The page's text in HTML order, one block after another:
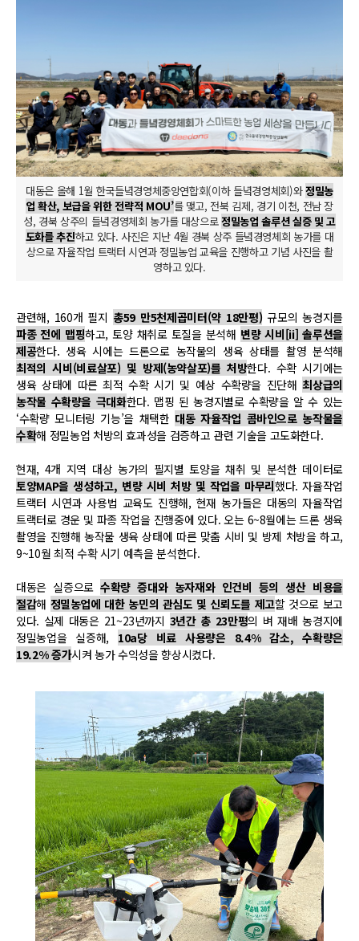
대동은 올해 1월 한국들녘경영체중앙연합회(이하 들녘경영체회)와정밀농
업 확산, 보급을 위한 전략적 MOU’를 맺고, 전북 김제, 경기 이천, 전남 장
성, 경북 상주의 들녘경영체회 농가를 대상으로정밀농업 솔루션 실증 및 고
도화를 추진하고 있다. 사진은 지난 4월 경북 상주 들녘경영체회 농가를 대
상으로 자율작업 트랙터 시연과 정밀농업 교육을 진행하고 기념 사진을 촬
영하고 있다.
관련해, 160개 필지 총59 만5천제곱미터(약 18만평) 규모의 농경지를
파종 전에 맵핑하고, 토양 채취로 토질을 분석해 변량 시비[ii] 솔루션을
제공한다. 생육 시에는 드론으로 농작물의 생육 상태를 촬영 분석해
최적의 시비(비료살포) 및 방제(농약살포)를 처방한다. 수확 시기에는
생육 상태에 따른 최적 수확 시기 및 예상 수확량을 진단해최상급의
농작물 수확량을 극대화한다. 맵핑 된 농경지별로 수확량을 알 수 있는
‘수확량 모니터링 기능’을 채택한 대동 자율작업 콤바인으로 농작물을
수확해 정밀농업 처방의 효과성을 검증하고 관련 기술을 고도화한다.
현재, 4개 지역 대상 농가의 필지별 토양을 채취 및 분석한 데이터로
토양MAP을 생성하고, 변량 시비 처방 및 작업을 마무리했다. 자율작업
트랙터 시연과 사용법 교육도 진행해, 현재 농가들은 대동의 자율작업
트랙터로 경운 및 파종 작업을 진행중에 있다. 오는 6~8월에는 드론 생육
촬영을 진행해 농작물 생육 상태에 따른 맞춤 시비 및 방제 처방을 하고,
9~10월 최적 수확 시기 예측을 분석한다.
대동은 실증으로수확량 증대와 농자재와 인건비 등의 생산 비용을
절감해 정밀농업에 대한 농민의 관심도 및 신뢰도를 제고할 것으로 보고
있다. 실제 대동은 21~23년까지 3년간 총 23만평의 벼 재배 농경지에
정밀농업을 실증해, 10a당 비료 사용량은 8.4% 감소, 수확량은
19.2% 증가시켜 농가 수익성을 향상시켰다.